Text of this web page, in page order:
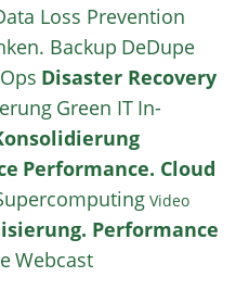
Loss Prevention
Backup DeDupe
Disaster Recovery
Green IT In-
Performance. Cloud
Video
Performance
Webcast